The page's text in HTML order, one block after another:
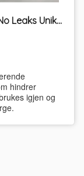
Ammeinnlegg No Leaks Unikum
hindrer
igjen og